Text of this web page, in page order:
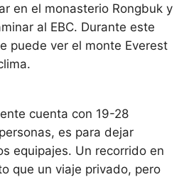
en el monasterio Rongbuk y
al EBC. Durante este
puede ver el monte Everest
cuenta con 19-28
es para dejar
equipajes. Un recorrido en
que un viaje privado, pero